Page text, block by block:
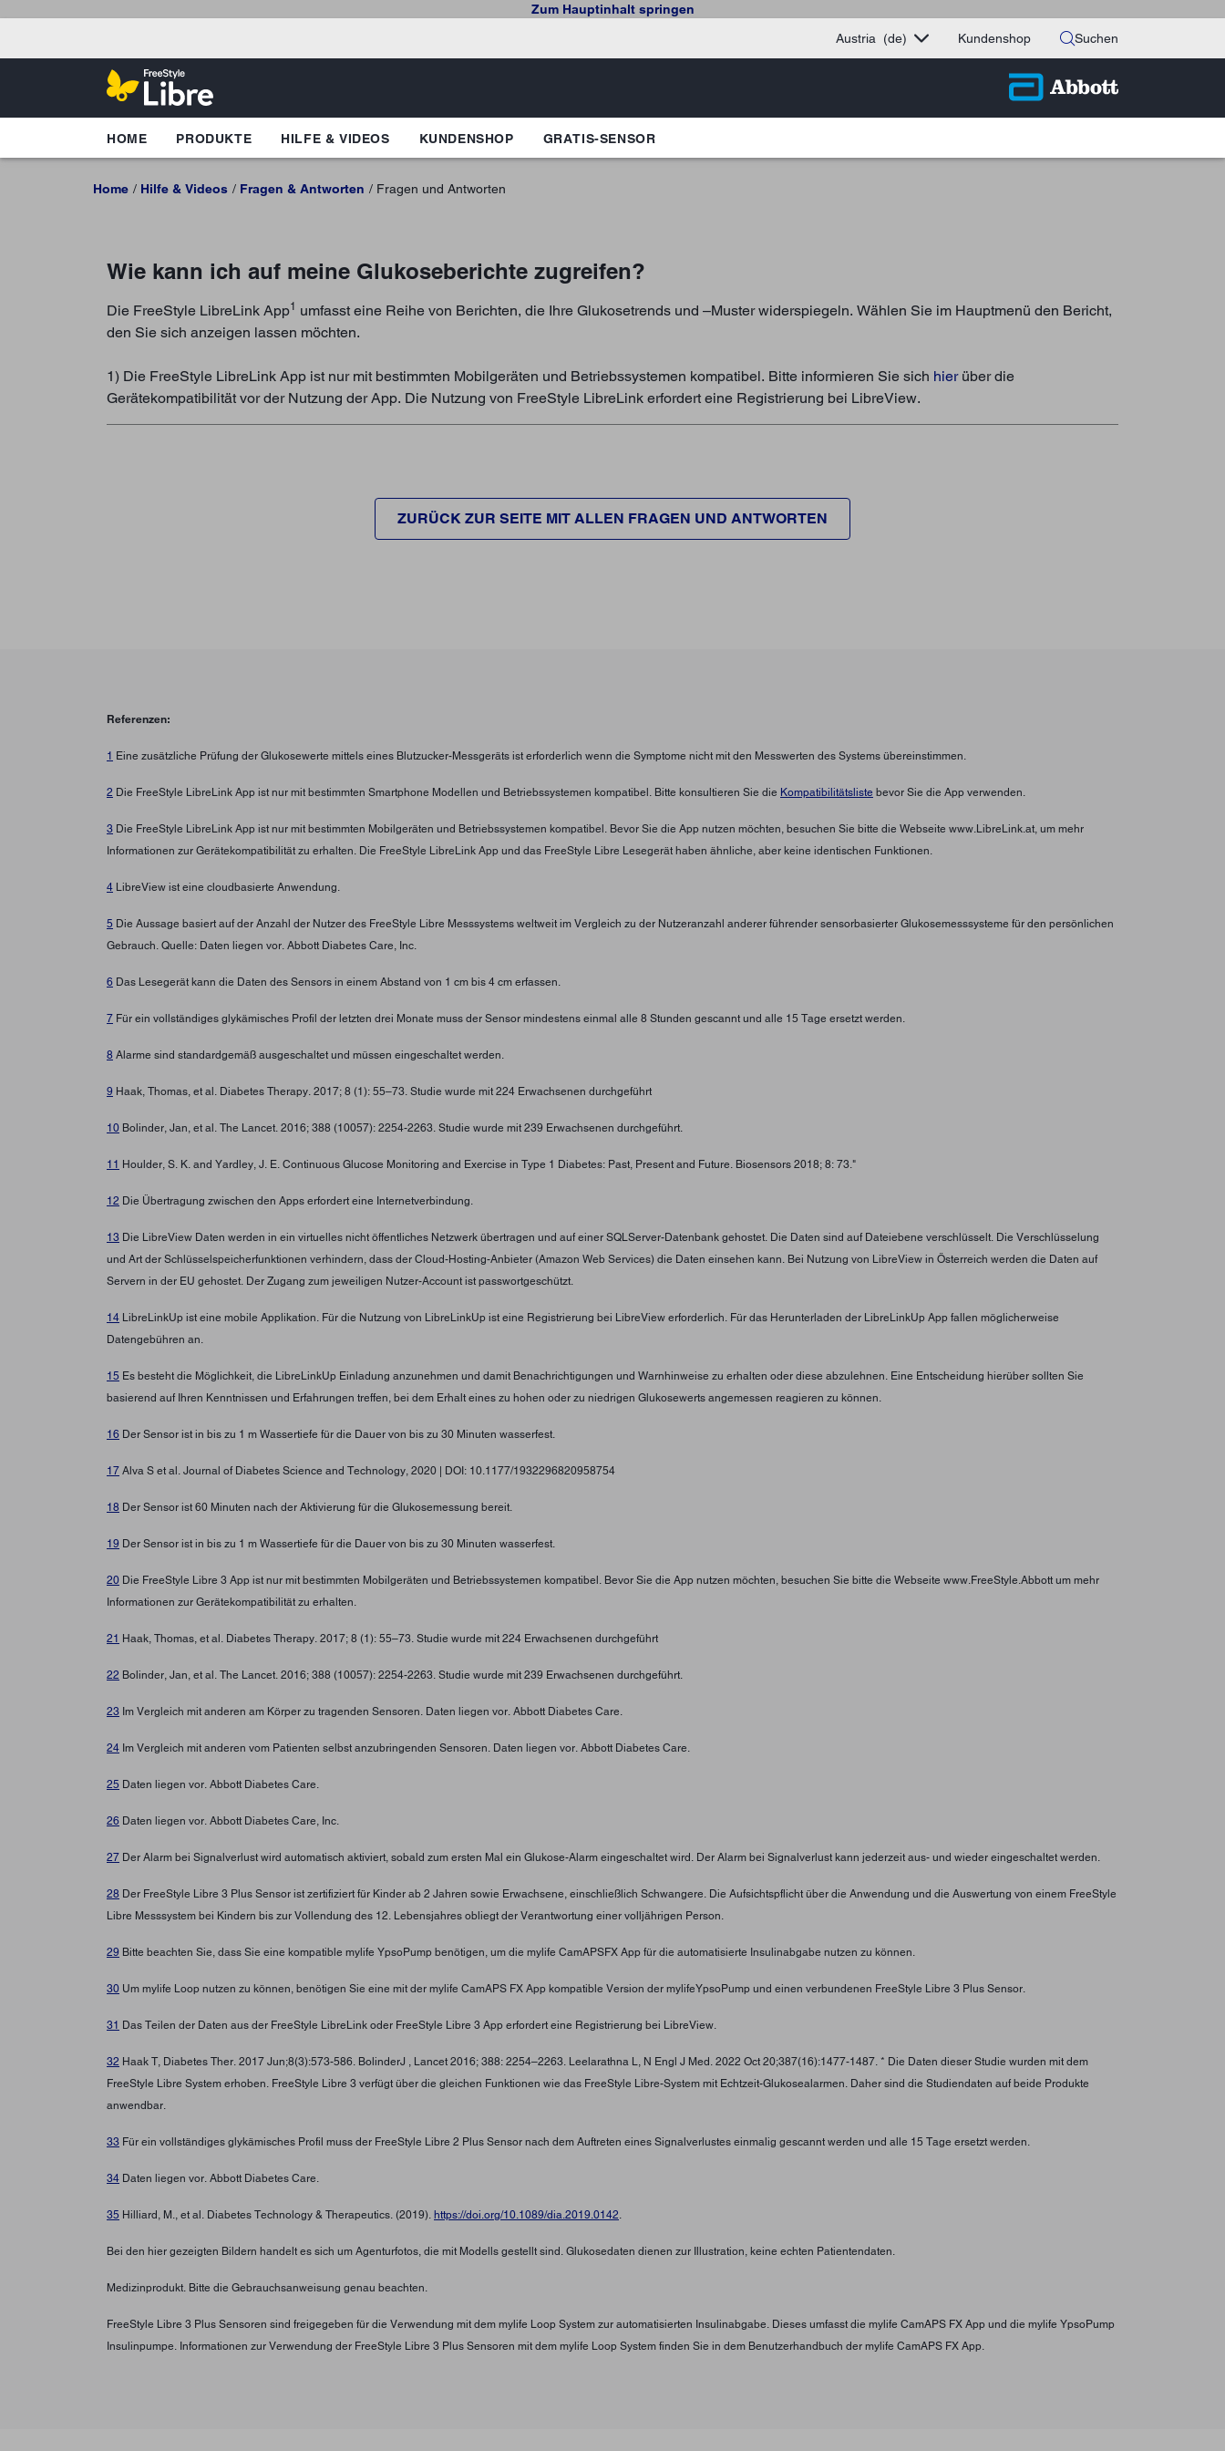
Zum Hauptinhalt springen
Austria
(de) Kundenshop Suchen
HOME PRODUKTE HILFE & VIDEOS KUNDENSHOP GRATIS-SENSOR
Home Hilfe & Videos Fragen & Antworten Fragen und Antworten
Wie kann ich auf meine Glukoseberichte zugreifen?
Die FreeStyle LibreLink App1 umfasst eine Reihe von Berichten, die Ihre Glukosetrends und –Muster widerspiegeln. Wählen Sie im Hauptmenü den Bericht,
den Sie sich anzeigen lassen möchten.
1) Die FreeStyle LibreLink App ist nur mit bestimmten Mobilgeräten und Betriebssystemen kompatibel. Bitte informieren Sie sich hierüber die
Gerätekompatibilität vor der Nutzung der App. Die Nutzung von FreeStyle LibreLink erfordert eine Registrierung bei LibreView.
ZURÜCK ZUR SEITE MIT ALLEN FRAGEN UND ANTWORTEN
Referenzen:
1 Eine zusätzliche Prüfung der Glukosewerte mittels eines Blutzucker-Messgeräts ist erforderlich wenn die Symptome nicht mit den Messwerten des Systems übereinstimmen.
2 Die FreeStyle LibreLink App ist nur mit bestimmten Smartphone Modellen und Betriebssystemen kompatibel. Bitte konsultieren Sie die Kompatibilitätsliste bevor Sie die App verwenden.
3 Die FreeStyle LibreLink App ist nur mit bestimmten Mobilgeräten und Betriebssystemen kompatibel. Bevor Sie die App nutzen möchten, besuchen Sie bitte die Webseite www.LibreLink.at, um mehr
Informationen zur Gerätekompatibilität zu erhalten. Die FreeStyle LibreLink App und das FreeStyle Libre Lesegerät haben ähnliche, aber keine identischen Funktionen.
4 LibreView ist eine cloudbasierte Anwendung.
5 Die Aussage basiert auf der Anzahl der Nutzer des FreeStyle Libre Messsystems weltweit im Vergleich zu der Nutzeranzahl anderer führender sensorbasierter Glukosemesssysteme für den persönlichen
Gebrauch. Quelle: Daten liegen vor. Abbott Diabetes Care, Inc.
6 Das Lesegerät kann die Daten des Sensors in einem Abstand von 1 cm bis 4 cm erfassen.
7 Für ein vollständiges glykämisches Profil der letzten drei Monate muss der Sensor mindestens einmal alle 8 Stunden gescannt und alle 15 Tage ersetzt werden.
8 Alarme sind standardgemäß ausgeschaltet und müssen eingeschaltet werden.
9 Haak, Thomas, et al. Diabetes Therapy. 2017; 8 (1): 55–73. Studie wurde mit 224 Erwachsenen durchgeführt
10 Bolinder, Jan, et al. The Lancet. 2016; 388 (10057): 2254-2263. Studie wurde mit 239 Erwachsenen durchgeführt.
11 Houlder, S. K. and Yardley, J. E. Continuous Glucose Monitoring and Exercise in Type 1 Diabetes: Past, Present and Future. Biosensors 2018; 8: 73."
12 Die Übertragung zwischen den Apps erfordert eine Internetverbindung.
13 Die LibreView Daten werden in ein virtuelles nicht öffentliches Netzwerk übertragen und auf einer SQLServer-Datenbank gehostet. Die Daten sind auf Dateiebene verschlüsselt. Die Verschlüsselung
und Art der Schlüsselspeicherfunktionen verhindern, dass der Cloud-Hosting-Anbieter (Amazon Web Services) die Daten einsehen kann. Bei Nutzung von LibreView in Österreich werden die Daten auf
Servern in der EU gehostet. Der Zugang zum jeweiligen Nutzer-Account ist passwortgeschützt.
14 LibreLinkUp ist eine mobile Applikation. Für die Nutzung von LibreLinkUp ist eine Registrierung bei LibreView erforderlich. Für das Herunterladen der LibreLinkUp App fallen möglicherweise
Datengebühren an.
15 Es besteht die Möglichkeit, die LibreLinkUp Einladung anzunehmen und damit Benachrichtigungen und Warnhinweise zu erhalten oder diese abzulehnen. Eine Entscheidung hierüber sollten Sie
basierend auf Ihren Kenntnissen und Erfahrungen treffen, bei dem Erhalt eines zu hohen oder zu niedrigen Glukosewerts angemessen reagieren zu können.
16 Der Sensor ist in bis zu 1 m Wassertiefe für die Dauer von bis zu 30 Minuten wasserfest.
17 Alva S et al. Journal of Diabetes Science and Technology, 2020 | DOI: 10.1177/1932296820958754
18 Der Sensor ist 60 Minuten nach der Aktivierung für die Glukosemessung bereit.
19 Der Sensor ist in bis zu 1 m Wassertiefe für die Dauer von bis zu 30 Minuten wasserfest.
20 Die FreeStyle Libre 3 App ist nur mit bestimmten Mobilgeräten und Betriebssystemen kompatibel. Bevor Sie die App nutzen möchten, besuchen Sie bitte die Webseite www.FreeStyle.Abbott um mehr
Informationen zur Gerätekompatibilität zu erhalten.
21 Haak, Thomas, et al. Diabetes Therapy. 2017; 8 (1): 55–73. Studie wurde mit 224 Erwachsenen durchgeführt
22 Bolinder, Jan, et al. The Lancet. 2016; 388 (10057): 2254-2263. Studie wurde mit 239 Erwachsenen durchgeführt.
23 Im Vergleich mit anderen am Körper zu tragenden Sensoren. Daten liegen vor. Abbott Diabetes Care.
24 Im Vergleich mit anderen vom Patienten selbst anzubringenden Sensoren. Daten liegen vor. Abbott Diabetes Care.
25 Daten liegen vor. Abbott Diabetes Care.
26 Daten liegen vor. Abbott Diabetes Care, Inc.
27 Der Alarm bei Signalverlust wird automatisch aktiviert, sobald zum ersten Mal ein Glukose-Alarm eingeschaltet wird. Der Alarm bei Signalverlust kann jederzeit aus- und wieder eingeschaltet werden.
28 Der FreeStyle Libre 3 Plus Sensor ist zertifiziert für Kinder ab 2 Jahren sowie Erwachsene, einschließlich Schwangere. Die Aufsichtspflicht über die Anwendung und die Auswertung von einem FreeStyle
Libre Messsystem bei Kindern bis zur Vollendung des 12. Lebensjahres obliegt der Verantwortung einer volljährigen Person.
29 Bitte beachten Sie, dass Sie eine kompatible mylife YpsoPump benötigen, um die mylife CamAPSFX App für die automatisierte Insulinabgabe nutzen zu können.
30 Um mylife Loop nutzen zu können, benötigen Sie eine mit der mylife CamAPS FX App kompatible Version der mylifeYpsoPump und einen verbundenen FreeStyle Libre 3 Plus Sensor.
31 Das Teilen der Daten aus der FreeStyle LibreLink oder FreeStyle Libre 3 App erfordert eine Registrierung bei LibreView.
32 Haak T, Diabetes Ther. 2017 Jun;8(3):573-586. BolinderJ , Lancet 2016; 388: 2254–2263. Leelarathna L, N Engl J Med. 2022 Oct 20;387(16):1477-1487. * Die Daten dieser Studie wurden mit dem
FreeStyle Libre System erhoben. FreeStyle Libre 3 verfügt über die gleichen Funktionen wie das FreeStyle Libre-System mit Echtzeit-Glukosealarmen. Daher sind die Studiendaten auf beide Produkte
anwendbar.
33 Für ein vollständiges glykämisches Profil muss der FreeStyle Libre 2 Plus Sensor nach dem Auftreten eines Signalverlustes einmalig gescannt werden und alle 15 Tage ersetzt werden.
34 Daten liegen vor. Abbott Diabetes Care.
35 Hilliard, M., et al. Diabetes Technology & Therapeutics. (2019). https://doi.org/10.1089/dia.2019.0142.
Bei den hier gezeigten Bildern handelt es sich um Agenturfotos, die mit Modells gestellt sind. Glukosedaten dienen zur Illustration, keine echten Patientendaten.
Medizinprodukt. Bitte die Gebrauchsanweisung genau beachten.
FreeStyle Libre 3 Plus Sensoren sind freigegeben für die Verwendung mit dem mylife Loop System zur automatisierten Insulinabgabe. Dieses umfasst die mylife CamAPS FX App und die mylife YpsoPump
Insulinpumpe. Informationen zur Verwendung der FreeStyle Libre 3 Plus Sensoren mit dem mylife Loop System finden Sie in dem Benutzerhandbuch der mylife CamAPS FX App.